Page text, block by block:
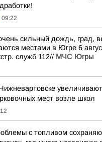
09:22
сильный дождь, град,
местами в Югре 6
служб 112// МЧС Югры
мест возле школ
с топливом